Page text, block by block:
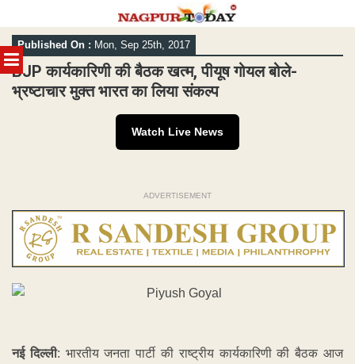
MENU
Skip
to
content
Published On : Mon, Sep 25th, 2017
BJP कार्यकारिणी की बैठक खत्म, पीयूष गोयल बोले-
भ्रष्टाचार मुक्त भारत का लिया संकल्प
Watch Live News
ADVERTISEMENT
नई दिल्ली: भारतीय जनता पार्टी की राष्ट्रीय कार्यकारिणी की बैठक आज